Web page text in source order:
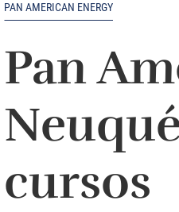
PAN AMERICAN ENERGY
Pan
cursos